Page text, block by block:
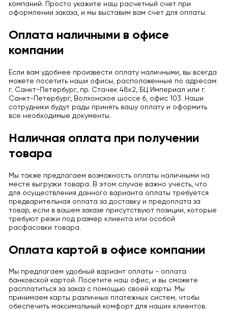
компаний. Просто укажите наш расчетный счет при
оформлении заказа, и мы выставим вам счет для оплаты.
Оплата наличными в офисе
компании
Если вам удобнее произвести оплату наличными, вы всегда
можете посетить наши офисы, расположенные по адресам:
г. Санкт-Петербург, пр. Стачек 48к2, БЦ Империал или г.
Санкт-Петербург, Волхонское шоссе 6, офис 103. Наши
сотрудники будут рады принять вашу оплату и оформить
все необходимые документы.
Наличная оплата при получении
товара
Мы также предлагаем возможность оплаты наличными на
месте выгрузки товара. В этом случае важно учесть, что
для осуществления данного варианта оплаты требуется
предварительная оплата за доставку и предоплата за
товар, если в вашем заказе присутствуют позиции, которые
требуют резки под размер клиента или особой
расфасовки товара.
Оплата картой в офисе компании
Мы предлагаем удобный вариант оплаты - оплата
банковской картой. Посетите наш офис, и вы сможете
расплатиться за заказ с помощью своей карты. Мы
принимаем карты различных платежных систем, чтобы
обеспечить максимальный комфорт для наших клиентов.